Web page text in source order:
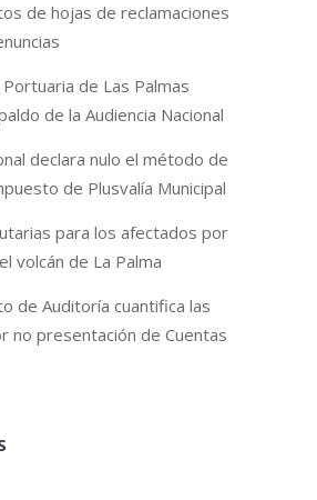
de hojas de reclamaciones
de Las Palmas
de la Audiencia Nacional
declara nulo el método de
de Plusvalía Municipal
para los afectados por
volcán de La Palma
de Auditoría cuantifica las
no presentación de Cuentas